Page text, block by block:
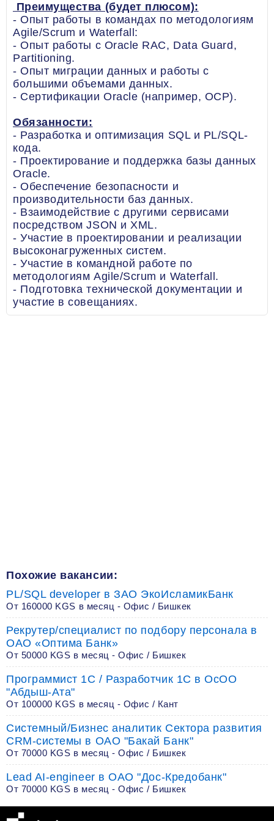
Преимущества (будет плюсом):
- Опыт работы в командах по методологиям
Agile/Scrum и Waterfall:
- Опыт работы с Oracle RAC, Data Guard,
Partitioning.
- Опыт миграции данных и работы с
большими объемами данных.
- Сертификации Oracle (например, OCP).
Обязанности:
- Разработка и оптимизация SQL и PL/SQL-
кода.
- Проектирование и поддержка базы данных
Oracle.
- Обеспечение безопасности и
производительности баз данных.
- Взаимодействие с другими сервисами
посредством JSON и XML.
- Участие в проектировании и реализации
высоконагруженных систем.
- Участие в командной работе по
методологиям Agile/Scrum и Waterfall.
- Подготовка технической документации и
участие в совещаниях.
Похожие вакансии:
PL/SQL developer в ЗАО ЭкоИсламикБанк
От 160000 KGS в месяц - Офис / Бишкек
Рекрутер/специалист по подбору персонала в
ОАО «Оптима Банк»
От 50000 KGS в месяц - Офис / Бишкек
Программист 1С / Разработчик 1C в ОсОО
"Абдыш-Ата"
От 100000 KGS в месяц - Офис / Кант
Системный/Бизнес аналитик Сектора развития
CRM-системы в ОАО "Бакай Банк"
От 70000 KGS в месяц - Офис / Бишкек
Lead AI-engineer в ОАО "Дос-Кредобанк"
От 70000 KGS в месяц - Офис / Бишкек